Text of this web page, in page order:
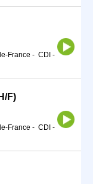
France - CDI -
F)
France - CDI -